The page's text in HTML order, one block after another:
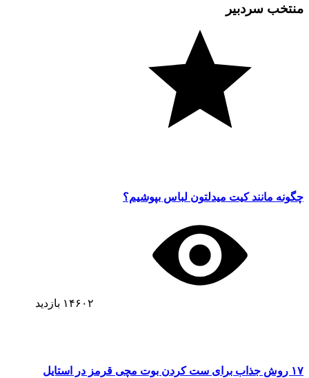
منتخب سردبیر
چگونه مانند کیت میدلتون لباس بپوشیم؟
۱۴۶۰۲ بازدید
۱۷ روش جذاب برای ست کردن بوت مچی قرمز در استایل